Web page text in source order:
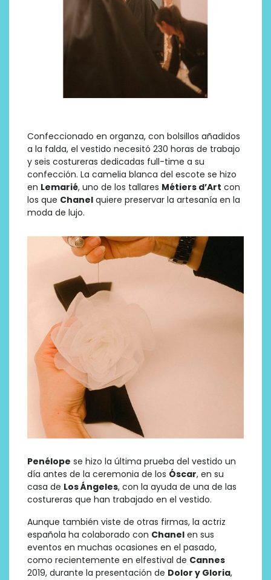
Confeccionado en organza, con bolsillos añadidos
a la falda, el vestido necesitó 230 horas de trabajo
y seis costureras dedicadas full-time a su
confección. La camelia blanca del escote se hizo
en Lemarié, uno de los tallares Métiers d’Art con
los que Chanel quiere preservar la artesanía en la
moda de lujo.
Penélope se hizo la última prueba del vestido un
día antes de la ceremonia de los Óscar, en su
casa de Los Ángeles, con la ayuda de una de las
costureras que han trabajado en el vestido.
Aunque también viste de otras firmas, la actriz
española ha colaborado con Chanel en sus
eventos en muchas ocasiones en el pasado,
como recientemente en elfestival de Cannes
2019, durante la presentación de Dolor y Gloria,